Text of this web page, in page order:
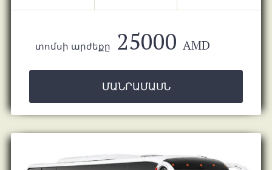
տոմսի արժեքը 25000 AMD
ՄԱՆՐԱՄԱՍՆ